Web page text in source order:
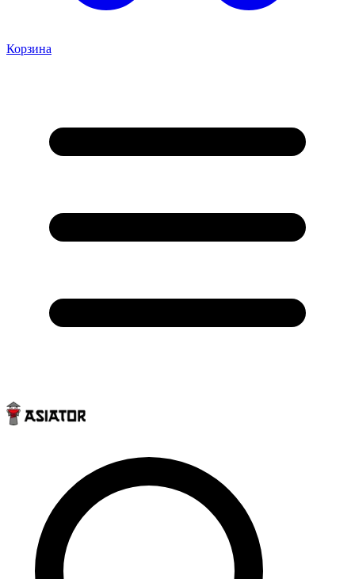
Корзина